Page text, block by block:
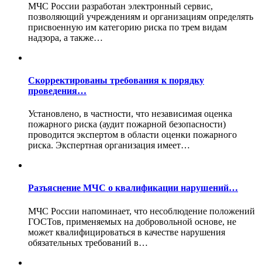
МЧС России разработан электронный сервис,
позволяющий учреждениям и организациям определять
присвоенную им категорию риска по трем видам
надзора, а также…
Скорректированы требования к порядку
проведения…
Установлено, в частности, что независимая оценка
пожарного риска (аудит пожарной безопасности)
проводится экспертом в области оценки пожарного
риска. Экспертная организация имеет…
Разъяснение МЧС о квалификации нарушений…
МЧС России напоминает, что несоблюдение положений
ГОСТов, применяемых на добровольной основе, не
может квалифицироваться в качестве нарушения
обязательных требований в…